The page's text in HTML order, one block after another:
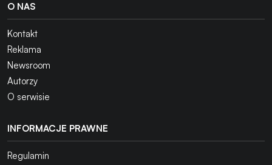
O NAS
Kontakt
Reklama
Newsroom
Autorzy
O serwisie
INFORMACJE PRAWNE
Regulamin